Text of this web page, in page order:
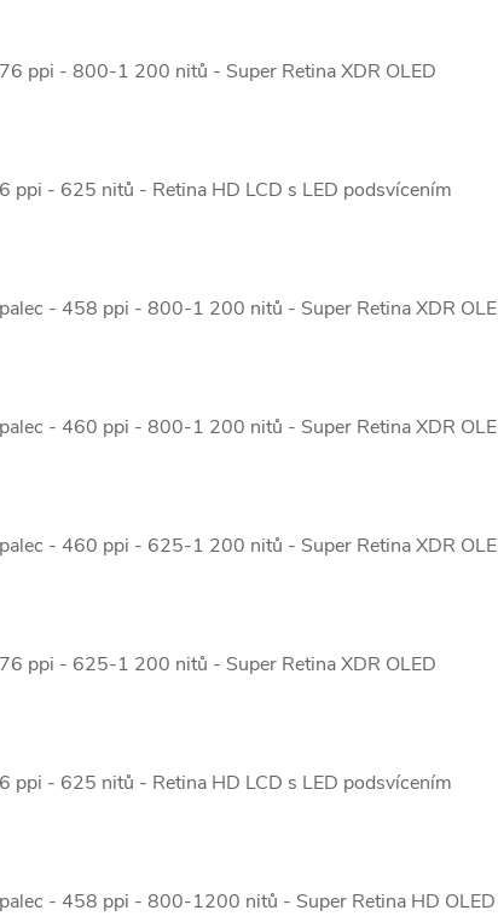
ppi - 800-1 200 nitů - Super Retina XDR OLED
- 625 nitů - Retina HD LCD s LED podsvícením
- 458 ppi - 800-1 200 nitů - Super Retina XDR
- 460 ppi - 800-1 200 nitů - Super Retina XDR
- 460 ppi - 625-1 200 nitů - Super Retina XDR
ppi - 625-1 200 nitů - Super Retina XDR OLED
- 625 nitů - Retina HD LCD s LED podsvícením
- 458 ppi - 800-1200 nitů - Super Retina HD OLED